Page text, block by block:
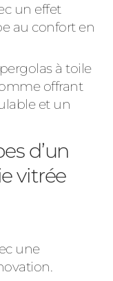
un effet
au confort en
à toile
offrant
et un
d’un
vitrée
une